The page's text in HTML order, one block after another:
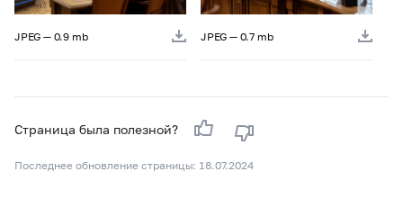
JPEG — 0.9 mb JPEG — 0.7 mb
Страница была полезной?
Последнее обновление страницы: 18.07.2024